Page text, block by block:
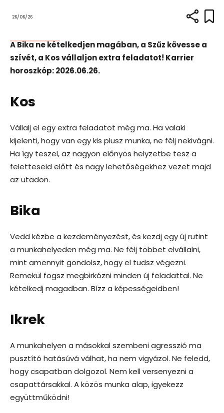
26/06/26
A Bika ne kételkedjen magában, a Szűz kövesse a
szívét, a Kos vállaljon extra feladatot! Karrier
horoszkóp: 2026.06.26.
Kos
Vállalj el egy extra feladatot még ma. Ha valaki
kijelenti, hogy van egy kis plusz munka, ne félj nekivágni.
Ha így teszel, az nagyon előnyös helyzetbe tesz a
feletteseid előtt és nagy lehetőségekhez vezet majd
az utadon.
Bika
Vedd kézbe a kezdeményezést, és kezdj egy új rutint
a munkahelyeden még ma. Ne félj többet elvállalni,
mint amennyit gondolsz, hogy el tudsz végezni.
Remekül fogsz megbirkózni minden új feladattal. Ne
kételkedj magadban. Bízz a képességeidben!
Ikrek
A munkahelyen a másokkal szembeni agresszió ma
pusztító hatásúvá válhat, ha nem vigyázol. Ne feledd,
hogy csapatban dolgozol. Nem kell versenyezni a
csapattársakkal. A közös munka alap, igyekezz
együttműködni!